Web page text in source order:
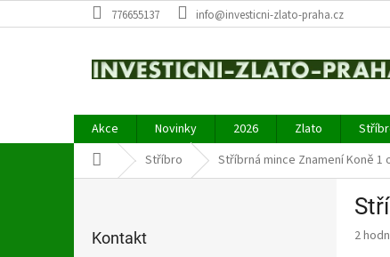
na
776655137 info@investicni-zlato-praha.cz
Akce Novinky 2026 Zlato
Domů Stříbro Stříbrná mince Znamení Koně 1
Kontakt 2